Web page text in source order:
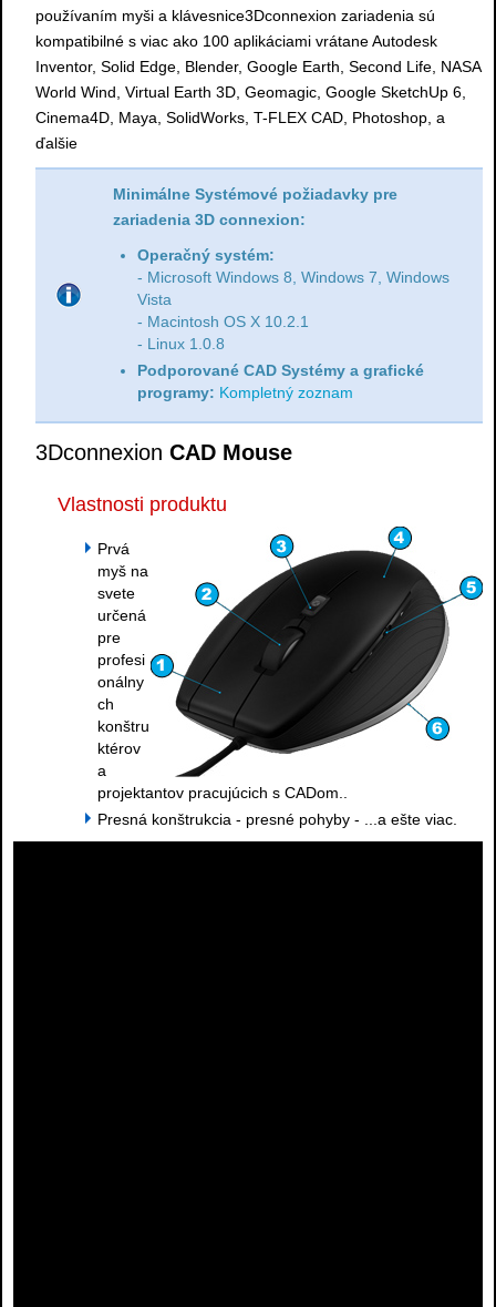
používaním myši a klávesnice3Dconnexion zariadenia sú
kompatibilné s viac ako 100 aplikáciami vrátane Autodesk
Inventor, Solid Edge, Blender, Google Earth, Second Life, NASA
World Wind, Virtual Earth 3D, Geomagic, Google SketchUp 6,
Cinema4D, Maya, SolidWorks, T-FLEX CAD, Photoshop, a
ďalšie
Minimálne Systémové požiadavky pre
zariadenia 3D connexion:
Operačný systém:
- Microsoft Windows 8, Windows 7, Windows
Vista
- Macintosh OS X 10.2.1
- Linux 1.0.8
Podporované CAD Systémy a grafické
programy: Kompletný zoznam
3Dconnexion CAD Mouse
Vlastnosti produktu
Prvá
myš na
svete
určená
pre
profesi
onálny
ch
konštru
ktérov
a
projektantov pracujúcich s CADom..
Presná konštrukcia - presné pohyby - ...a ešte viac.